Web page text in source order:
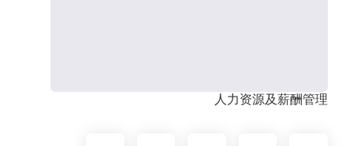
人力资源及薪酬管理